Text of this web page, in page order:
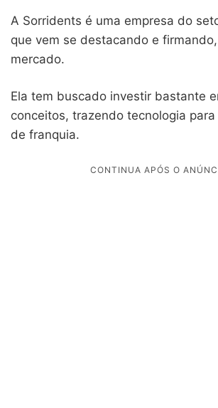
A Sorridents é uma empresa do
que vem se destacando e
mercado.
Ela tem buscado investir bastante
conceitos, trazendo tecnologia
de franquia.